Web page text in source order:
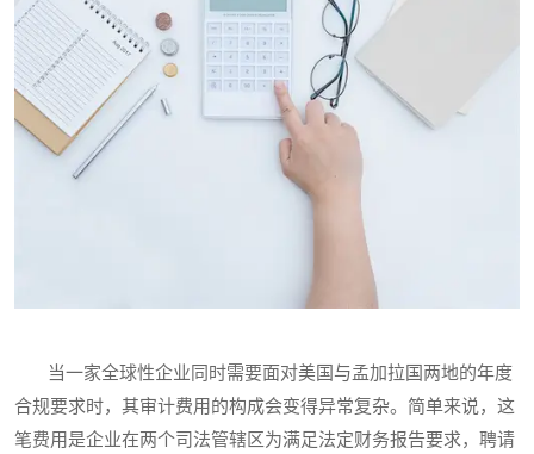
当一家全球性企业同时需要面对美国与孟加拉国两地的年度
合规要求时，其审计费用的构成会变得异常复杂。简单来说，这
笔费用是企业在两个司法管辖区为满足法定财务报告要求，聘请